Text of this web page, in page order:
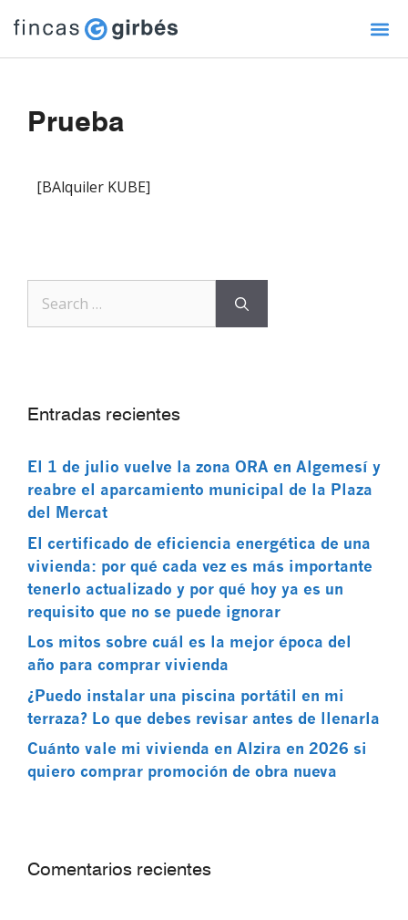
Prueba
[BAlquiler KUBE]
Entradas recientes
El 1 de julio vuelve la zona ORA en Algemesí y
reabre el aparcamiento municipal de la Plaza
del Mercat
El certificado de eficiencia energética de una
vivienda: por qué cada vez es más importante
tenerlo actualizado y por qué hoy ya es un
requisito que no se puede ignorar
Los mitos sobre cuál es la mejor época del
año para comprar vivienda
¿Puedo instalar una piscina portátil en mi
terraza? Lo que debes revisar antes de llenarla
Cuánto vale mi vivienda en Alzira en 2026 si
quiero comprar promoción de obra nueva
Comentarios recientes